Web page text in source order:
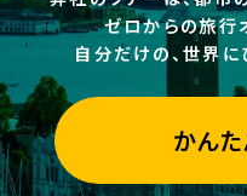
ゼロからの旅行
自分だけの、世界に
かん